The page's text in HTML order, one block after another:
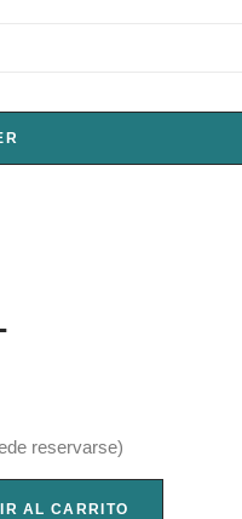
reservarse)
AL CARRITO